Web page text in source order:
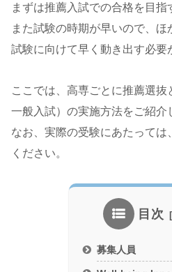
まずは推薦入試での合格を目指
また試験の時期が早いので、ほ
試験に向けて早く動き出す必要
ここでは、高専ごとに推薦選抜
一般入試）の実施方法をご紹介
なお、実際の受験にあたっては
ください。
目次
募集人員